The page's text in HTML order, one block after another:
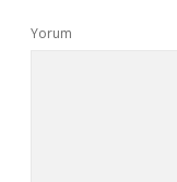
Yorum